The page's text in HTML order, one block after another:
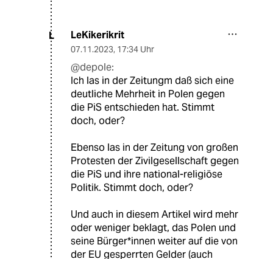
L LeKikerikrit
07.11.2023, 17:34 Uhr
@depole:
Ich las in der Zeitungm daß sich eine
deutliche Mehrheit in Polen gegen
die PiS entschieden hat. Stimmt
doch, oder?
Ebenso las in der Zeitung von großen
Protesten der Zivilgesellschaft gegen
die PiS und ihre national-religiöse
Politik. Stimmt doch, oder?
Und auch in diesem Artikel wird mehr
oder weniger beklagt, das Polen und
seine Bürger*innen weiter auf die von
der EU gesperrten Gelder (auch